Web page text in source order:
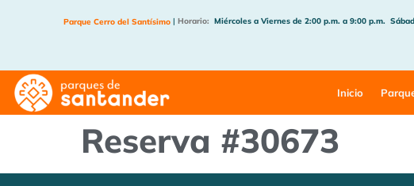
Parque Cerro del Santísimo | Horario: Miércoles a Viernes de 2:00 p.m. a 9:00 p.m.
Inicio
Reserva #30673